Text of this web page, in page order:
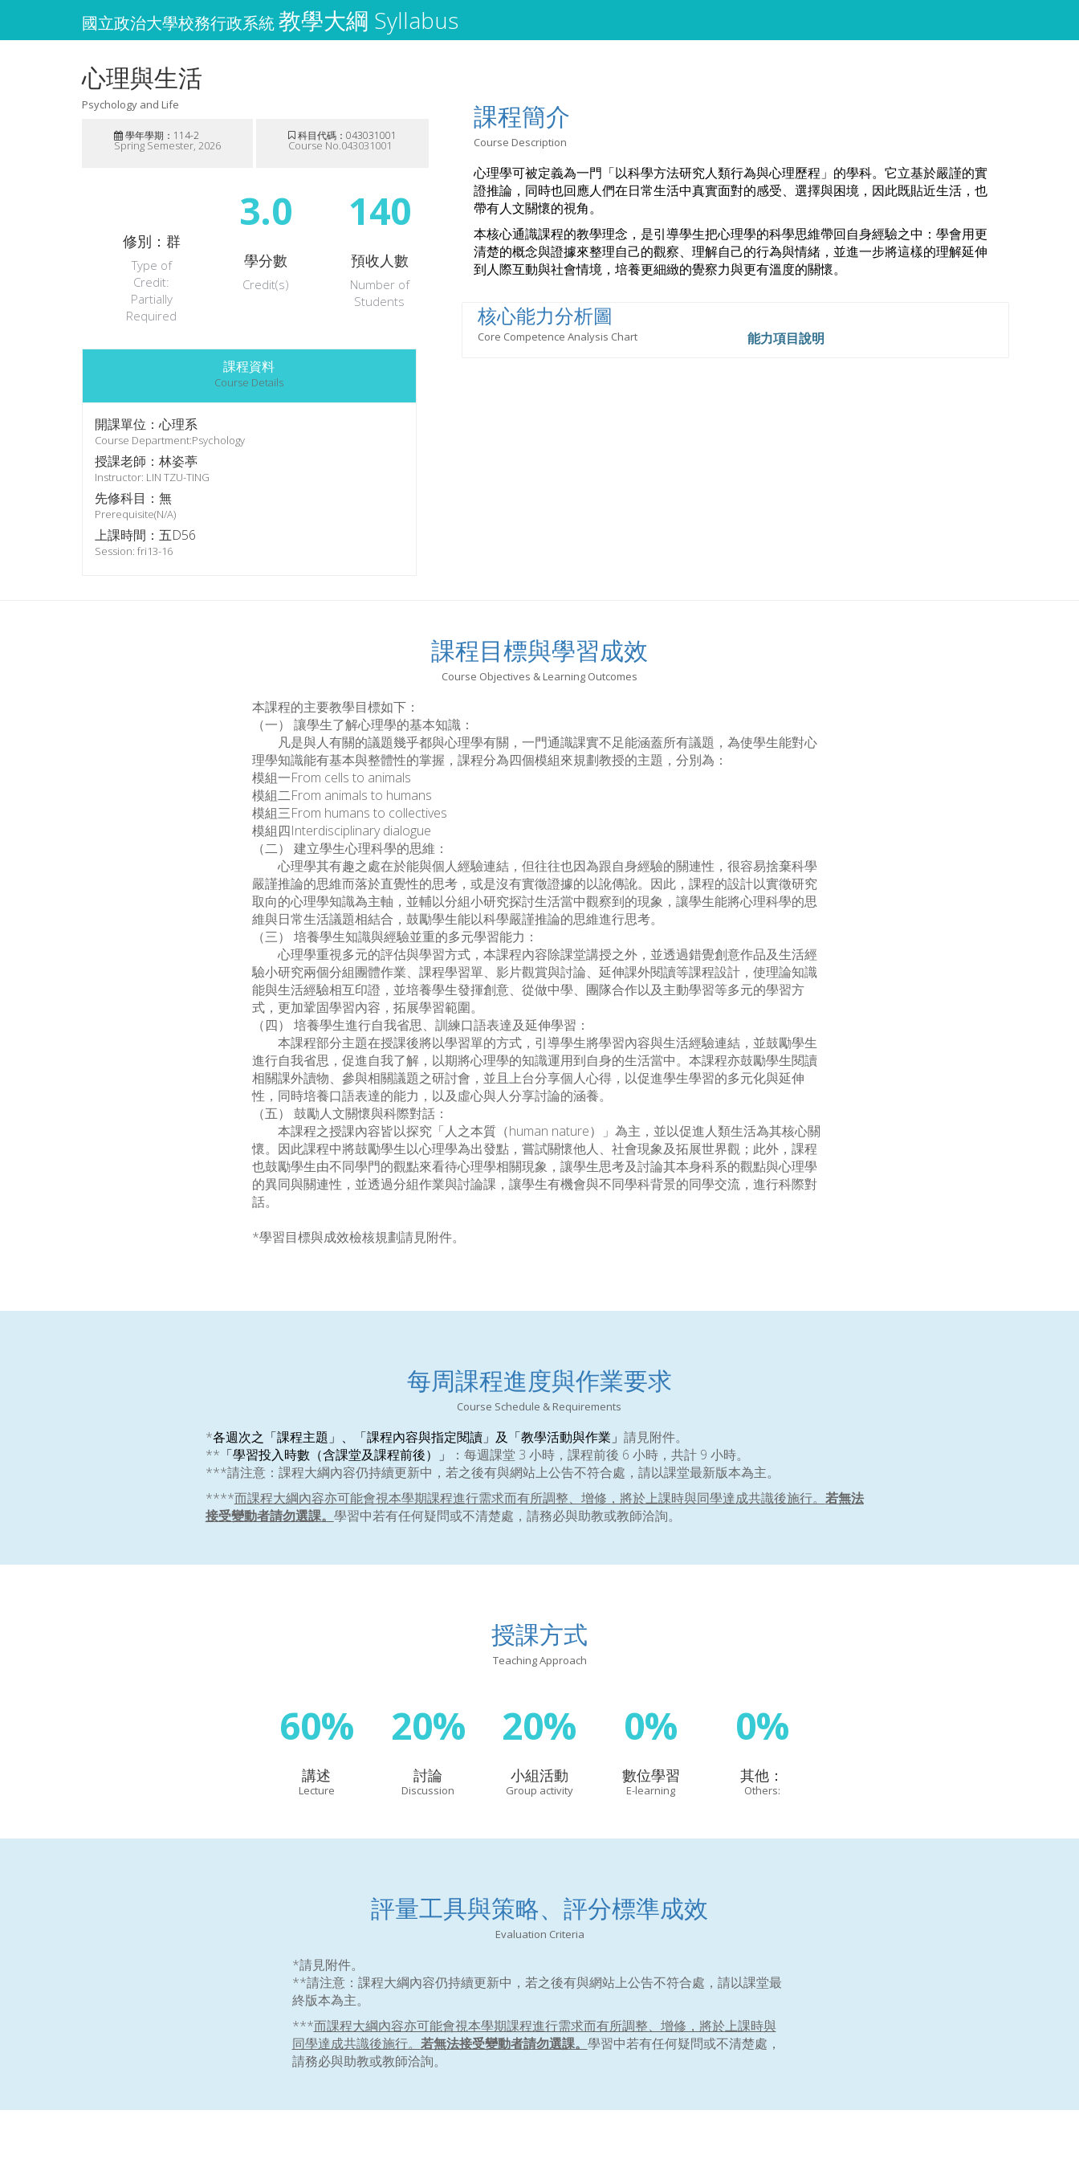
國立政治大學校務行政系統教學大綱 Syllabus
心理與生活
Psychology and Life
學年學期：114-2
Spring Semester, 2026
科目代碼：043031001
Course No.043031001
修別：群
Type of
Credit:
Partially
Required
3.0
學分數
Credit(s)
140
預收人數
Number of
Students
課程資料
Course Details
開課單位：心理系
Course Department:Psychology
授課老師：林姿葶
Instructor: LIN TZU-TING
先修科目：無
Prerequisite(N/A)
上課時間：五D56
Session: fri13-16
課程簡介
Course Description
心理學可被定義為一門「以科學方法研究人類行為與心理歷程」的學科。它立基於嚴謹的實
證推論，同時也回應人們在日常生活中真實面對的感受、選擇與困境，因此既貼近生活，也
帶有人文關懷的視角。
本核心通識課程的教學理念，是引導學生把心理學的科學思維帶回自身經驗之中：學會用更
清楚的概念與證據來整理自己的觀察、理解自己的行為與情緒，並進一步將這樣的理解延伸
到人際互動與社會情境，培養更細緻的覺察力與更有溫度的關懷。
核心能力分析圖
Core Competence Analysis Chart 能力項目說明
課程目標與學習成效
Course Objectives & Learning Outcomes
本課程的主要教學目標如下：
（一） 讓學生了解心理學的基本知識：
凡是與人有關的議題幾乎都與心理學有關，一門通識課實不足能涵蓋所有議題，為使學生能對心
理學知識能有基本與整體性的掌握，課程分為四個模組來規劃教授的主題，分別為：
模組一From cells to animals
模組二From animals to humans
模組三From humans to collectives
模組四Interdisciplinary dialogue
（二） 建立學生心理科學的思維：
心理學其有趣之處在於能與個人經驗連結，但往往也因為跟自身經驗的關連性，很容易捨棄科學
嚴謹推論的思維而落於直覺性的思考，或是沒有實徵證據的以訛傳訛。因此，課程的設計以實徵研究
取向的心理學知識為主軸，並輔以分組小研究探討生活當中觀察到的現象，讓學生能將心理科學的思
維與日常生活議題相結合，鼓勵學生能以科學嚴謹推論的思維進行思考。
（三） 培養學生知識與經驗並重的多元學習能力：
心理學重視多元的評估與學習方式，本課程內容除課堂講授之外，並透過錯覺創意作品及生活經
驗小研究兩個分組團體作業、課程學習單、影片觀賞與討論、延伸課外閱讀等課程設計，使理論知識
能與生活經驗相互印證，並培養學生發揮創意、從做中學、團隊合作以及主動學習等多元的學習方
式，更加鞏固學習內容，拓展學習範圍。
（四） 培養學生進行自我省思、訓練口語表達及延伸學習：
本課程部分主題在授課後將以學習單的方式，引導學生將學習內容與生活經驗連結，並鼓勵學生
進行自我省思，促進自我了解，以期將心理學的知識運用到自身的生活當中。本課程亦鼓勵學生閱讀
相關課外讀物、參與相關議題之研討會，並且上台分享個人心得，以促進學生學習的多元化與延伸
性，同時培養口語表達的能力，以及虛心與人分享討論的涵養。
（五） 鼓勵人文關懷與科際對話：
本課程之授課內容皆以探究「人之本質（human nature）」為主，並以促進人類生活為其核心關
懷。因此課程中將鼓勵學生以心理學為出發點，嘗試關懷他人、社會現象及拓展世界觀；此外，課程
也鼓勵學生由不同學門的觀點來看待心理學相關現象，讓學生思考及討論其本身科系的觀點與心理學
的異同與關連性，並透過分組作業與討論課，讓學生有機會與不同學科背景的同學交流，進行科際對
話。
*學習目標與成效檢核規劃請見附件。
每周課程進度與作業要求
Course Schedule & Requirements
*各週次之「課程主題」、「課程內容與指定閱讀」及「教學活動與作業」 請見附件。
** 「學習投入時數（含課堂及課程前後）」
：每週課堂 3 小時，課程前後 6 小時，共計 9 小時。
***請注意：課程大綱內容仍持續更新中，若之後有與網站上公告不符合處，請以課堂最新版本為主。
****而課程大綱內容亦可能會視本學期課程進行需求而有所調整、增修，將於上課時與同學達成共識後施行。 若無法
接受變動者請勿選課。 學習中若有任何疑問或不清楚處，請務必與助教或教師洽詢。
授課方式
Teaching Approach
60%
講述
Lecture
20%
討論
Discussion
20%
小組活動
Group activity
0%
數位學習
E-learning
0%
其他：
Others:
評量工具與策略、評分標準成效
Evaluation Criteria
*請見附件。
**請注意：課程大綱內容仍持續更新中，若之後有與網站上公告不符合處，請以課堂最
終版本為主。
***而課程大綱內容亦可能會視本學期課程進行需求而有所調整、增修，將於上課時與
同學達成共識後施行。 若無法接受變動者請勿選課。 學習中若有任何疑問或不清楚處，
請務必與助教或教師洽詢。